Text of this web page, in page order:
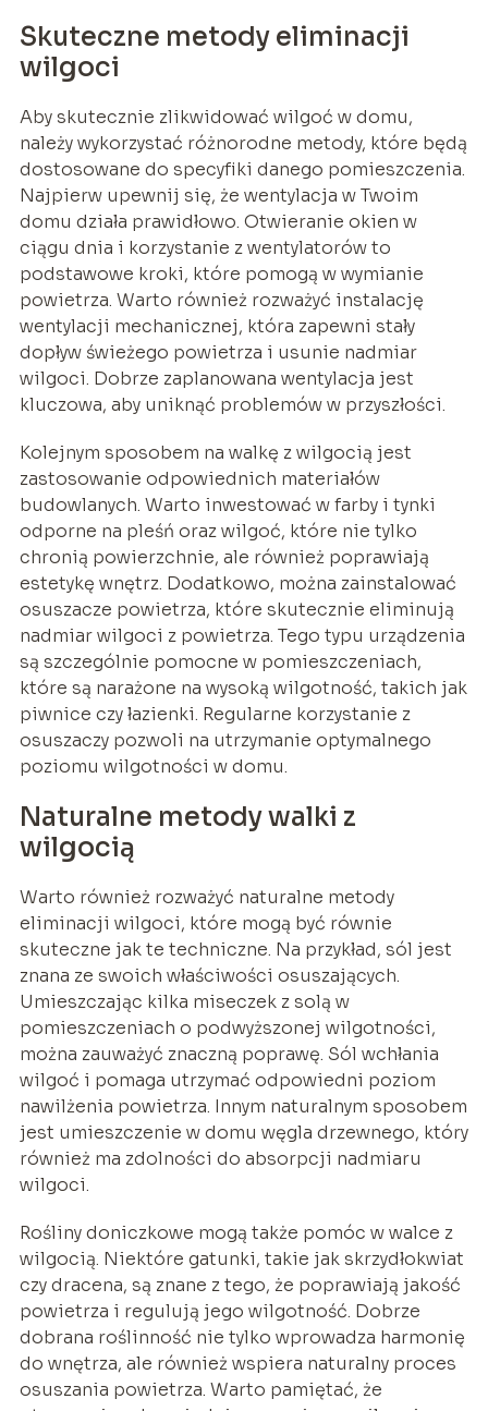
Skuteczne metody eliminacji
wilgoci
Aby skutecznie zlikwidować wilgoć w domu,
należy wykorzystać różnorodne metody, które będą
dostosowane do specyfiki danego pomieszczenia.
Najpierw upewnij się, że wentylacja w Twoim
domu działa prawidłowo. Otwieranie okien w
ciągu dnia i korzystanie z wentylatorów to
podstawowe kroki, które pomogą w wymianie
powietrza. Warto również rozważyć instalację
wentylacji mechanicznej, która zapewni stały
dopływ świeżego powietrza i usunie nadmiar
wilgoci. Dobrze zaplanowana wentylacja jest
kluczowa, aby uniknąć problemów w przyszłości.
Kolejnym sposobem na walkę z wilgocią jest
zastosowanie odpowiednich materiałów
budowlanych. Warto inwestować w farby i tynki
odporne na pleśń oraz wilgoć, które nie tylko
chronią powierzchnie, ale również poprawiają
estetykę wnętrz. Dodatkowo, można zainstalować
osuszacze powietrza, które skutecznie eliminują
nadmiar wilgoci z powietrza. Tego typu urządzenia
są szczególnie pomocne w pomieszczeniach,
które są narażone na wysoką wilgotność, takich jak
piwnice czy łazienki. Regularne korzystanie z
osuszaczy pozwoli na utrzymanie optymalnego
poziomu wilgotności w domu.
Naturalne metody walki z
wilgocią
Warto również rozważyć naturalne metody
eliminacji wilgoci, które mogą być równie
skuteczne jak te techniczne. Na przykład, sól jest
znana ze swoich właściwości osuszających.
Umieszczając kilka miseczek z solą w
pomieszczeniach o podwyższonej wilgotności,
można zauważyć znaczną poprawę. Sól wchłania
wilgoć i pomaga utrzymać odpowiedni poziom
nawilżenia powietrza. Innym naturalnym sposobem
jest umieszczenie w domu węgla drzewnego, który
również ma zdolności do absorpcji nadmiaru
wilgoci.
Rośliny doniczkowe mogą także pomóc w walce z
wilgocią. Niektóre gatunki, takie jak skrzydłokwiat
czy dracena, są znane z tego, że poprawiają jakość
powietrza i regulują jego wilgotność. Dobrze
dobrana roślinność nie tylko wprowadza harmonię
do wnętrza, ale również wspiera naturalny proces
osuszania powietrza. Warto pamiętać, że